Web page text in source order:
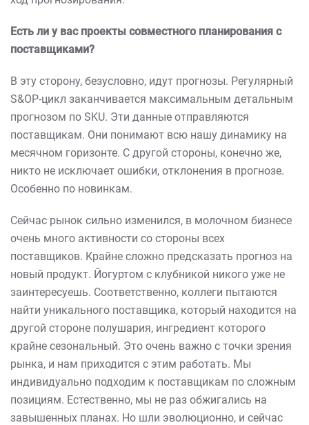
Есть ли у вас проекты совместного планирования с
поставщиками?
В эту сторону, безусловно, идут прогнозы. Регулярный
S&OP-цикл заканчивается максимальным детальным
прогнозом по SKU. Эти данные отправляются
поставщикам. Они понимают всю нашу динамику на
месячном горизонте. С другой стороны, конечно же,
никто не исключает ошибки, отклонения в прогнозе.
Особенно по новинкам.
Сейчас рынок сильно изменился, в молочном бизнесе
очень много активности со стороны всех
поставщиков. Крайне сложно предсказать прогноз на
новый продукт. Йогуртом с клубникой никого уже не
заинтересуешь. Соответственно, коллеги пытаются
найти уникального поставщика, который находится на
другой стороне полушария, ингредиент которого
крайне сезональный. Это очень важно с точки зрения
рынка, и нам приходится с этим работать. Мы
индивидуально подходим к поставщикам по сложным
позициям. Естественно, мы не раз обжигались на
завышенных планах. Но шли эволюционно, и сейчас